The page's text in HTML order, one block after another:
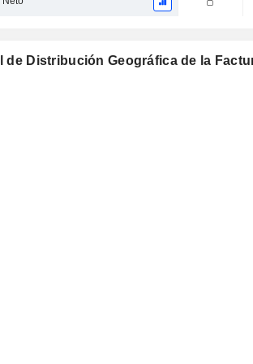
de Distribución Geográfica de la